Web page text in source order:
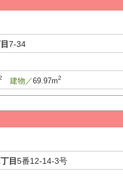
7-34
建物／69.97m2
目5番12-14-3号